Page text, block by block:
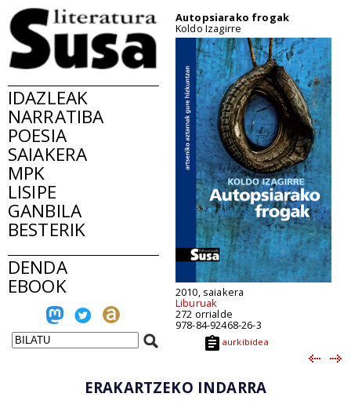
IDAZLEAK
NARRATIBA
POESIA
SAIAKERA
MPK
LISIPE
GANBILA
BESTERIK
DENDA
EBOOK
Autopsiarako frogak
Koldo Izagirre
2010, saiakera
Liburuak
272 orrialde
978-84-92468-26-3
aurkibidea
ERAKARTZEKO INDARRA